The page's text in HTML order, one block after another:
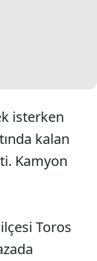
isterken
kalan
Kamyon
Toros